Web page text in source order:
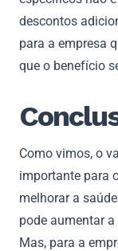
descontos
para a empresa
que o benefício
Como vimos, o
importante para
melhorar a
pode aumentar
Mas, para a